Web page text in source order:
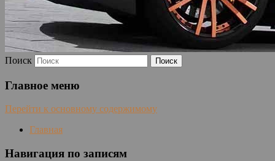
Поиск
Главное меню
Перейти к основному содержимому
Главная
Навигация по записям